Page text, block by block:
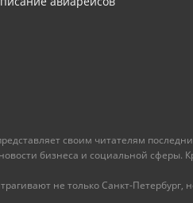
своим читателям
бизнеса и социальной сферы.
не только Санкт-